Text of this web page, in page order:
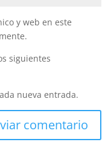
y web en este
siguientes
nueva entrada.